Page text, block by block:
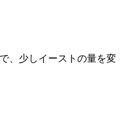
、少しイーストの量を変